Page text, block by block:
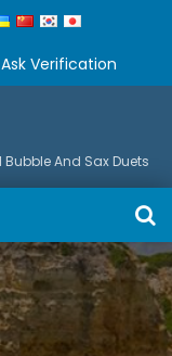
Ask Verification
And Sax Duets